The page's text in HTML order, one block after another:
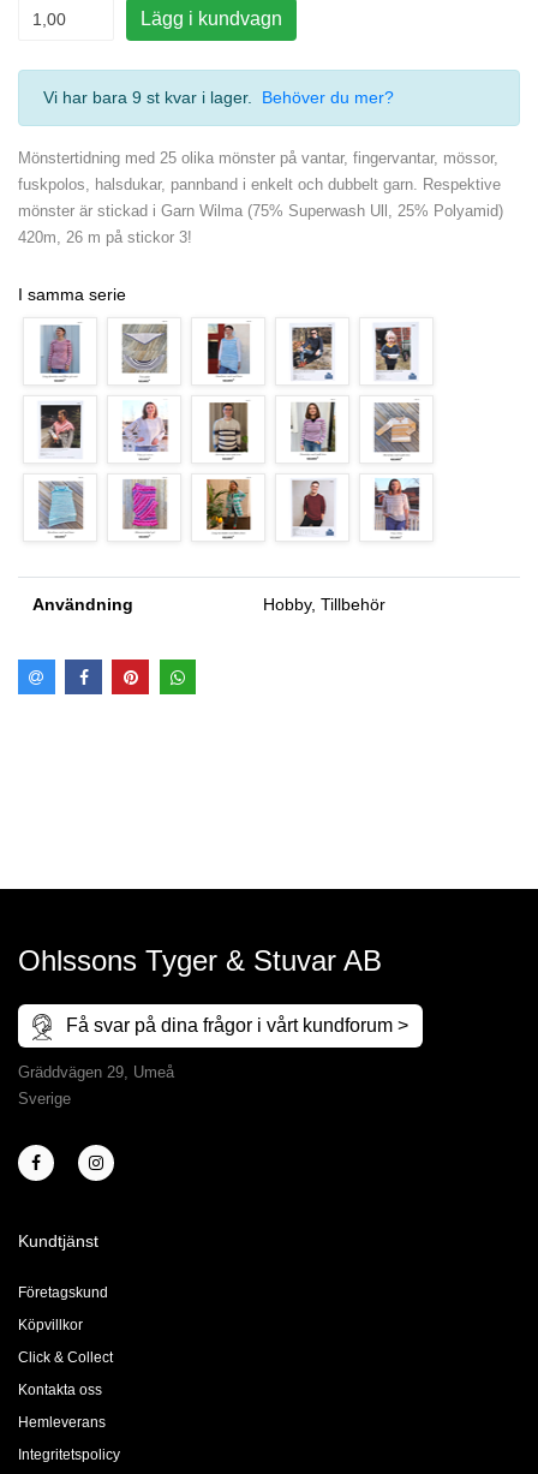
Lägg i kundvagn
Vi har bara 9 st kvar i lager. Behöver du mer?
Mönstertidning med 25 olika mönster på vantar, fingervantar, mössor,
fuskpolos, halsdukar, pannband i enkelt och dubbelt garn. Respektive
mönster är stickad i Garn Wilma (75% Superwash Ull, 25% Polyamid)
420m, 26 m på stickor 3!
I samma serie
Användning Hobby, Tillbehör
Ohlssons Tyger & Stuvar AB
Få svar på dina frågor i vårt kundforum >
Gräddvägen 29, Umeå
Sverige
Kundtjänst
Företagskund
Köpvillkor
Click & Collect
Kontakta oss
Hemleverans
Integritetspolicy